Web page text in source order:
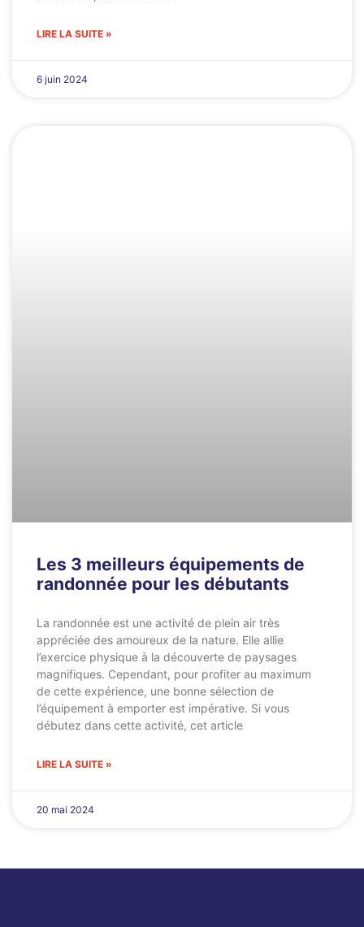
LIRE LA SUITE »
6 juin 2024
Les 3 meilleurs équipements de
randonnée pour les débutants
La randonnée est une activité de plein air très
appréciée des amoureux de la nature. Elle allie
l’exercice physique à la découverte de paysages
magnifiques. Cependant, pour profiter au maximum
de cette expérience, une bonne sélection de
l’équipement à emporter est impérative. Si vous
débutez dans cette activité, cet article
LIRE LA SUITE »
20 mai 2024